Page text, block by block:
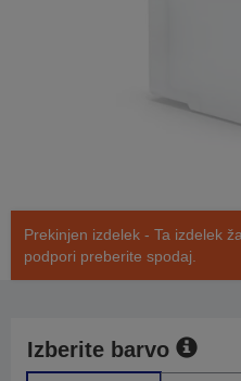
Prekinjen izdelek - Ta izdelek
podpori preberite spodaj.
Izberite barvo